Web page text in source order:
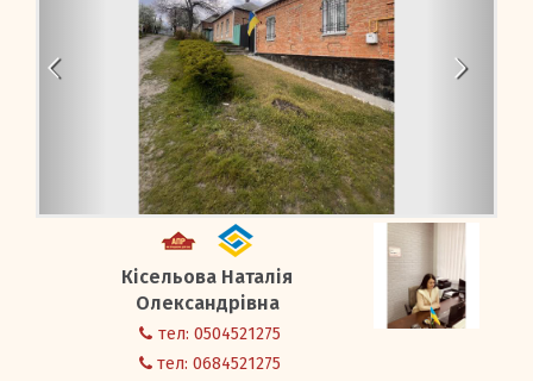
Вхід/РеєстраціяКісельова Наталія
Олександрівна
тел: 0504521275
тел: 0684521275